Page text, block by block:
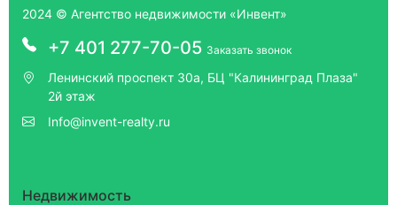
2024 © Агентство недвижимости «Инвент»
+7 401 277-70-05 Заказать звонок
Ленинский проспект 30а, БЦ "Калининград Плаза"
2й этаж
Info@invent-realty.ru
Недвижимость